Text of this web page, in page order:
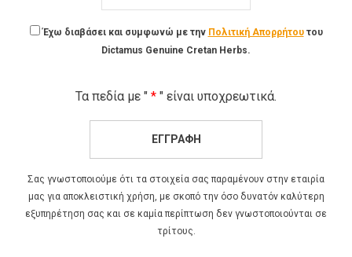
Έχω διαβάσει και συμφωνώ με την Πολιτική Απορρήτουτου
Dictamus Genuine Cretan Herbs.
Τα πεδία με " * " είναι υποχρεωτικά.
ΕΓΓΡΑΦΗ
Σας γνωστοποιούμε ότι τα στοιχεία σας παραμένουν στην εταιρία
μας για αποκλειστική χρήση, με σκοπό την όσο δυνατόν καλύτερη
εξυπηρέτηση σας και σε καμία περίπτωση δεν γνωστοποιούνται σε
τρίτους.